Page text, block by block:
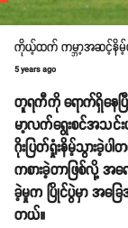
ကိုယ့်ထက် ကမ္ဘာ့အဆင့်နိမ့်ပ
5 years ago
တူရကီကို ရောက်ရှိနေပ
မာ့လက်ရွေးစင်အသင်း
ဂိုးပြတ်ရှုံးနိမ့်သွားခဲ့ပ
ကစားခဲ့တာဖြစ်လို့ အ
ခဲ့မှုက ပြိုင်ပွဲမှာ အခြေ
တယ်။